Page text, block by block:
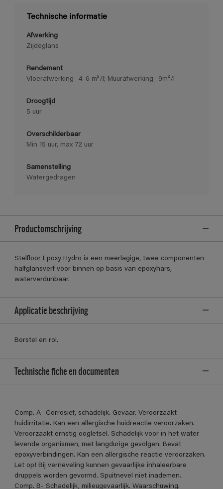
Technische informatie
Afwerking
Zijdeglans
Rendement
Vloerafwerking- 4-6 m²/l; Muurafwerking- 9m²/l
Droogtijd
5 uur
Overschilderbaar
Min 15 uur, max 72 uur
Samenstelling
Watergedragen
Productomschrijving
Stelfloor Epoxy Hydro is een meerlagige, twee componenten
halfglansverf voor binnen op basis van epoxyhars,
waterverdunbaar.
Applicatie beschrijving
Borstel en rol.
Technische fiche en documenten
Comp. A- Corrosief, schadelijk. Gevaar. Veroorzaakt
huidirritatie. Kan een allergische huidreactie veroorzaken.
Veroorzaakt ernstig oogletsel. Schadelijk voor in het water
levende organismen, met langdurige gevolgen. Bevat
epoxyverbindingen. Kan een allergische reactie veroorzaken.
Let op! Bij verneveling kunnen gevaarlijke inhaleerbare
druppels worden gevormd. Spuitnevel niet inademen.
Comp. B- Schadelijk, milieugevaarlijk. Waarschuwing.